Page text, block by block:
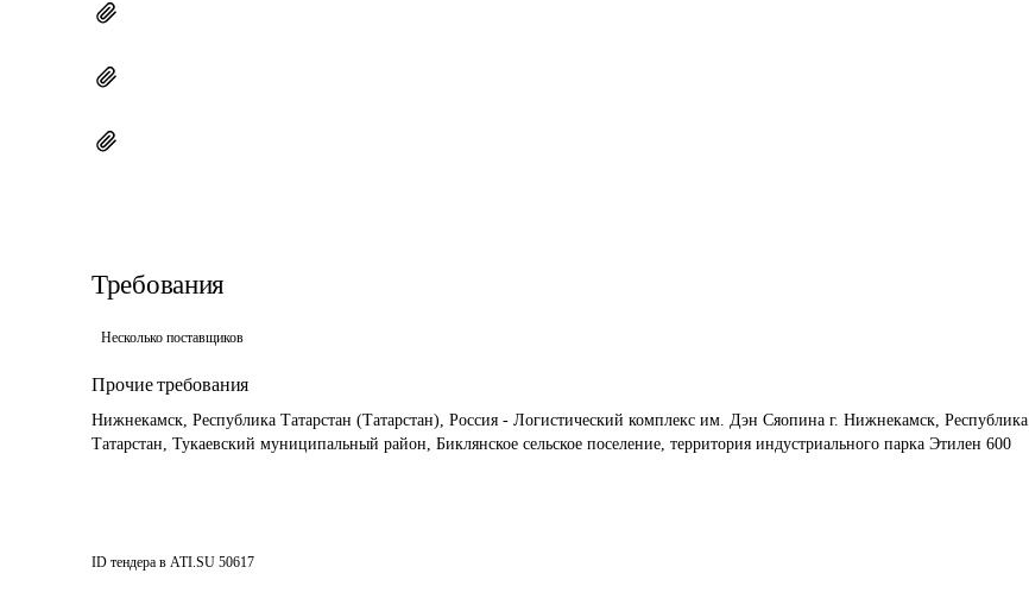
Требования
Несколько поставщиков
Прочие требования
Нижнекамск, Республика Татарстан (Татарстан), Россия - Логистический комплекс им. Дэн Сяопина г. Нижнекамск, Республика
Татарстан, Тукаевский муниципальный район, Биклянское сельское поселение, территория индустриального парка Этилен 600
ID тендера в ATI.SU 50617